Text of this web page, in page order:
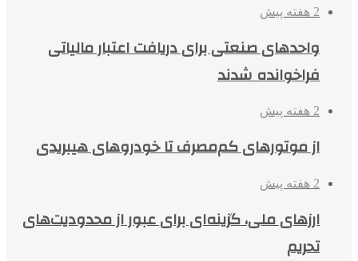
2 هفته پیش
واحدهای صنعتی برای دریافت اعتبار مالیاتی
فراخوانده شدند
2 هفته پیش
از موتورهای کم‌مصرف تا خودروهای هیبریدی
2 هفته پیش
ارزهای ملی، گزینه‌ای برای عبور از محدودیت‌های
تحریم